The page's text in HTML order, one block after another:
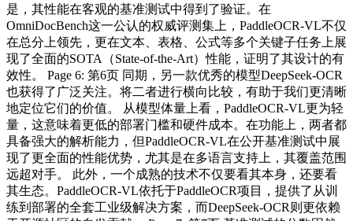
是，其性能在客观的基准测试中得到了验证。在
OmniDocBench这一公认的权威评测集上，PaddleOCR-VL不仅
在总分上领先，更在文本、表格、公式等多个关键子任务上展
现了全面的SOTA（State-of-the-Art）性能，证明了其设计的有
效性。 Page 6: 第6页 同期，另一款优秀的模型DeepSeek-OCR
也获得了广泛关注。将二者进行横向比较，有助于我们更清晰
地定位它们的价值。 从模型体量上看，PaddleOCR-VL更为轻
量，这意味着更低的部署门槛和硬件成本。在功能上，两者都
具备强大的解析能力，但PaddleOCR-VL在公开基准测试中展
现了更全面的性能优势，尤其是在多语言支持上，其覆盖范围
远超对手。 此外，一个成熟的技术不仅要看其本身，还要看
其生态。PaddleOCR-VL依托于PaddleOCR项目，提供了从训
练到部署的全套工业级解决方案，而DeepSeek-OCR则更依赖